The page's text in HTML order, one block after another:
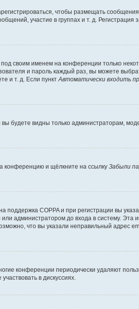
чтобы размещать
участие в группах и т. д. Регистрация
своим именем на конференции только
и пароль каждый раз, вы можете
и т. д. Если пунктАвтоматически входить
вы будете видны только администраторам,
конференцию и щёлкните на ссылку Забыли
COPPA и при регистрации вы
администратором до входа в систему.
что вы указали неправильный адрес
конференции периодически удаляют
в дискуссиях.